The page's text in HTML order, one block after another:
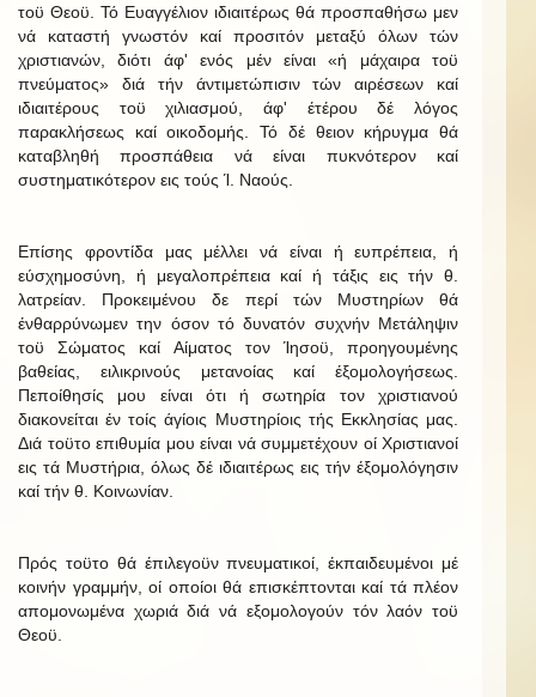
τοϋ Θεοϋ. Τό Ευαγγέλιον ιδιαιτέρως θά προσπαθήσω μεν
νά καταστή γνωστόν καί προσιτόν μεταξύ όλων τών
χριστιανών, διότι άφ' ενός μέν είναι «ή μάχαιρα τοϋ
πνεύματος» διά τήν άντιμετώπισιν τών αιρέσεων καί
ιδιαιτέρους τοϋ χιλιασμού, άφ' έτέρου δέ λόγος
παρακλήσεως καί οικοδομής. Τό δέ θειον κήρυγμα θά
καταβληθή προσπάθεια νά είναι πυκνότερον καί
συστηματικότερον εις τούς Ί. Ναούς.
Επίσης φροντίδα μας μέλλει νά είναι ή ευπρέπεια, ή
εύσχημοσύνη, ή μεγαλοπρέπεια καί ή τάξις εις τήν θ.
λατρείαν. Προκειμένου δε περί τών Μυστηρίων θά
ένθαρρύνωμεν την όσον τό δυνατόν συχνήν Μετάληψιν
τοϋ Σώματος καί Αίματος τον Ίησοϋ, προηγουμένης
βαθείας, ειλικρινούς μετανοίας καί έξομολογήσεως.
Πεποίθησίς μου είναι ότι ή σωτηρία τον χριστιανού
διακονείται έν τοίς άγίοις Μυστηρίοις τής Εκκλησίας μας.
Διά τοϋτο επιθυμία μου είναι νά συμμετέχουν οί Χριστιανοί
εις τά Μυστήρια, όλως δέ ιδιαιτέρως εις τήν έξομολόγησιν
καί τήν θ. Κοινωνίαν.
Πρός τοϋτο θά έπιλεγοϋν πνευματικοί, έκπαιδευμένοι μέ
κοινήν γραμμήν, οί οποίοι θά επισκέπτονται καί τά πλέον
απομονωμένα χωριά διά νά εξομολογούν τόν λαόν τοϋ
Θεοϋ.